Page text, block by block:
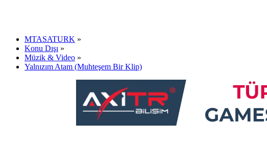
MTASATURK »
Konu Dışı »
Müzik & Video »
Yalnızım Atam (Muhteşem Bir Klip)